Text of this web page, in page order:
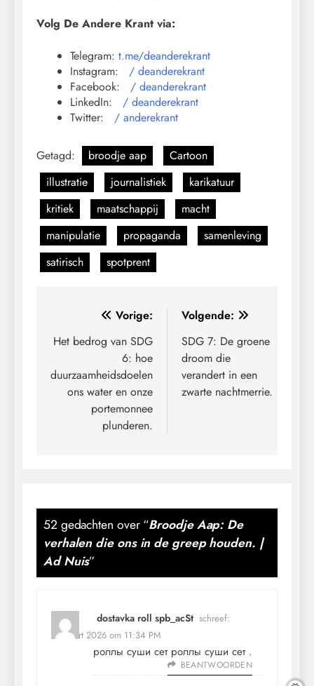
Volg De Andere Krant via:
Telegram: t.me/deanderekrant
Instagram:
/ deanderekrant
Facebook:
/ deanderekrant
LinkedIn:
/ deanderekrant
Twitter:
/ anderekrant
Getagd: broodje aap
Cartoon
illustratie
journalistiek
karikatuur
kritiek
maatschappij
macht
manipulatie
propaganda
samenleving
satirisch
spotprent
Bericht
navigatie
Vorige:
Het bedrog van SDG
6: hoe
duurzaamheidsdoelen
ons water en onze
portemonnee
plunderen.
Volgende:
SDG 7: De groene
droom die
verandert in een
zwarte nachtmerrie.
52 gedachten over “Broodje Aap: De
verhalen die ons in de greep houden. |
Ad Nuis”
dostavka roll spb_acSt schreef:
13 maart 2026 om 11:34 PM
роллы суши сет роллы суши сет .
BEANTWOORDEN